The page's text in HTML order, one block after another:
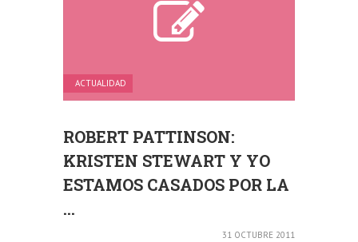
ACTUALIDAD
ROBERT PATTINSON:
KRISTEN STEWART Y YO
ESTAMOS CASADOS POR LA
...
31 OCTUBRE 2011